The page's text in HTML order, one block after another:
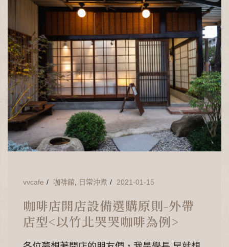
vvcafe 咖啡館 日常沖煮 2021-01-15
咖啡店開店設備選購原則-外帶
店型<以竹北哭哭咖啡為例>